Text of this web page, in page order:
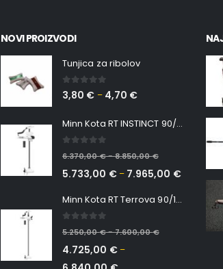
NOVI PROIZVODI
Tunjica za ribolov
0 out of 5
3,80 € – 4,70 €
Minn Kota RT INSTINCT 90/115 WR QUEST
6.370,00€–8.850,00€
5.733,00 €– 7.965,00 €
Minn Kota RT Terrova 90/115 WR QUEST
5.250,00€–7.600,00€
4.725,00 €–